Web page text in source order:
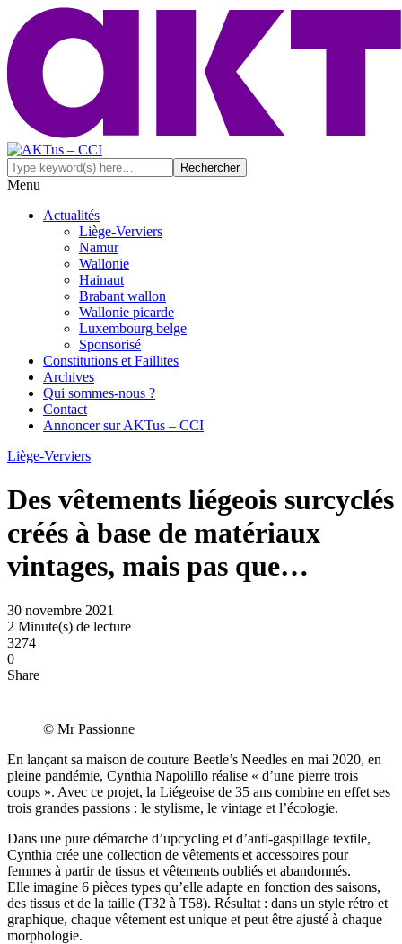
Menu
Actualités
Liège-Verviers
Namur
Wallonie
Hainaut
Brabant wallon
Wallonie picarde
Luxembourg belge
Sponsorisé
Constitutions et Faillites
Archives
Qui sommes-nous ?
Contact
Annoncer sur AKTus – CCI
Liège-Verviers
Des vêtements liégeois surcyclés
créés à base de matériaux
vintages, mais pas que…
30 novembre 2021
2 Minute(s) de lecture
3274
0
Share
© Mr Passionne
En lançant sa maison de couture Beetle’s Needles en mai 2020, en
pleine pandémie, Cynthia Napolillo réalise « d’une pierre trois
coups ». Avec ce projet, la Liégeoise de 35 ans combine en effet ses
trois grandes passions : le stylisme, le vintage et l’écologie.
Dans une pure démarche d’upcycling et d’anti-gaspillage textile,
Cynthia crée une collection de vêtements et accessoires pour
femmes à partir de tissus et vêtements oubliés et abandonnés.
Elle imagine 6 pièces types qu’elle adapte en fonction des saisons,
des tissus et de la taille (T32 à T58). Résultat : dans un style rétro et
graphique, chaque vêtement est unique et peut être ajusté à chaque
morphologie.